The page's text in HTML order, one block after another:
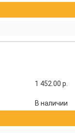
1 452.00 р.
В наличии